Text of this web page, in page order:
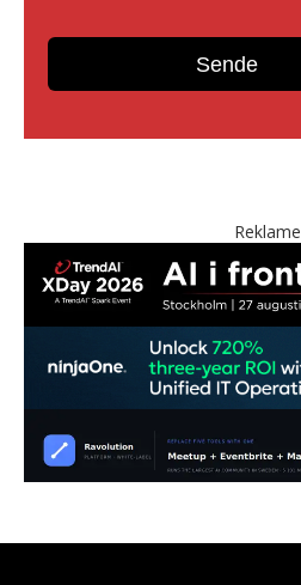
Reklame